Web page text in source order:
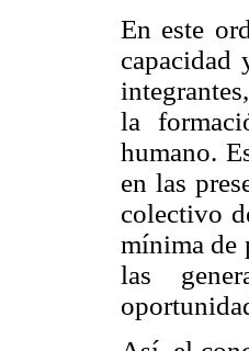
En este
capacidad
la
humano.
en las
colectivo
mínima de
las